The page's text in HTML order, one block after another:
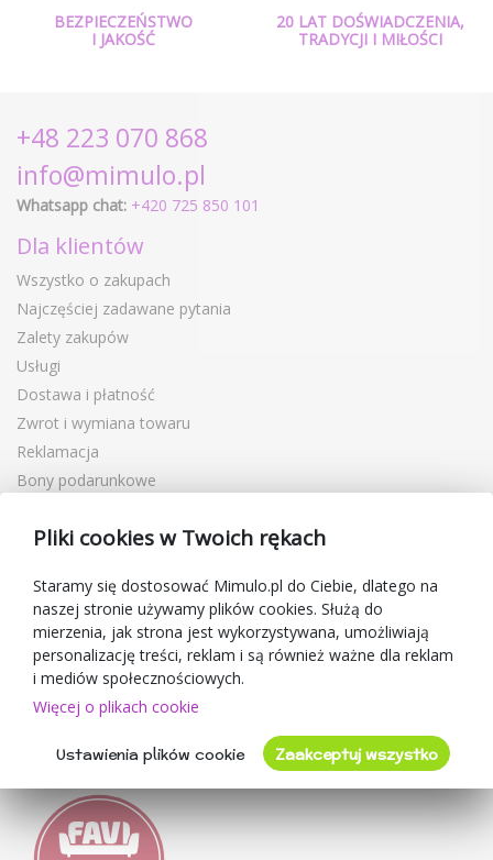
BEZPIECZEŃSTWO
I JAKOŚĆ
20 LAT DOŚWIADCZENIA,
TRADYCJI I MIŁOŚCI
+48 223 070 868
info@mimulo.pl
Whatsapp chat: +420 725 850 101
Dla klientów
Wszystko o zakupach
Najczęściej zadawane pytania
Zalety zakupów
Usługi
Dostawa i płatność
Zwrot i wymiana towaru
Reklamacja
Bony podarunkowe
Blog
O sprzedawcy
Mimulo.pl
Regulamin sklepu
Ochrona danych osobowych GDPR
Kontakty
Oceny klientów
Pliki cookies w Twoich rękach
Staramy się dostosować Mimulo.pl do Ciebie, dlatego na
naszej stronie używamy plików cookies. Służą do
mierzenia, jak strona jest wykorzystywana, umożliwiają
personalizację treści, reklam i są również ważne dla reklam
i mediów społecznościowych.
Więcej o plikach cookie
Ustawienia plików cookie Zaakceptuj wszystko